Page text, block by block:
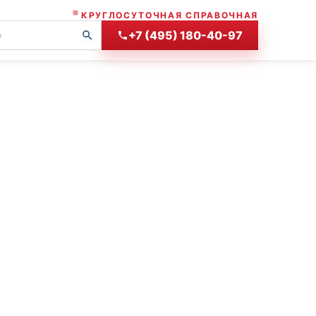
КРУГЛОСУТОЧНАЯ СПРАВОЧНАЯ
+7 (495) 180-40-97